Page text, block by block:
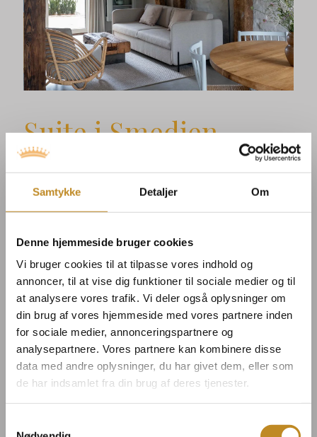
Samtykke Detaljer Om
Denne hjemmeside bruger cookies
Vi bruger cookies til at tilpasse vores indhold og
annoncer, til at vise dig funktioner til sociale medier og til
at analysere vores trafik. Vi deler også oplysninger om
din brug af vores hjemmeside med vores partnere inden
for sociale medier, annonceringspartnere og
analysepartnere. Vores partnere kan kombinere disse
data med andre oplysninger, du har givet dem, eller som
de har indsamlet fra din brug af deres tjenester.
Suite i Smedjen
totalrenovering og står helt færdigrenoveret i 2023,
med 8 moderne og stilrene suiter, som er udstyret
B&O fjernsyn, snedker køkken, badeværelse og op
til 4 sengepladser.
LÆS MERE
Størrelse:110 m2
Antal pers.:4